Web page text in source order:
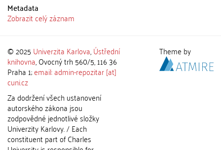
Metadata
Zobrazit celý záznam
© 2025 Univerzita Karlova,Ústřední
knihovna, Ovocný trh 560/5, 116 36
Praha 1;email: admin-repozitar [at]
cuni.cz
Za dodržení všech ustanovení
autorského zákona jsou
zodpovědné jednotlivé složky
Univerzity Karlovy. / Each
constituent part of Charles
Theme by